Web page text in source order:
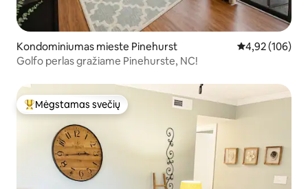
Kondominiumas mieste Pinehurst Vidutinis
4,92 (106)
Golfo perlas gražiame Pinehurste, NC!
Svečių mėgstamiausias
Mėgstamas svečių